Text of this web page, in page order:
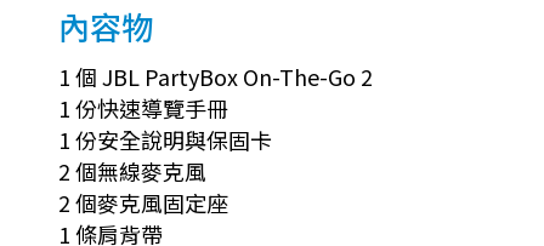
內容物
1 個 JBL PartyBox On-The-Go 2
1 份快速導覽手冊
1 份安全說明與保固卡
2 個無線麥克風
2 個麥克風固定座
1 條肩背帶